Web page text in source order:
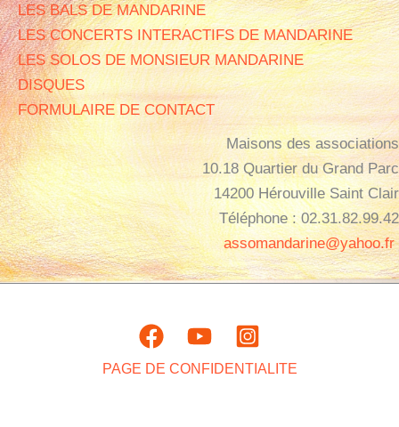
LES BALS DE MANDARINE
LES CONCERTS INTERACTIFS DE MANDARINE
LES SOLOS DE MONSIEUR MANDARINE
DISQUES
FORMULAIRE DE CONTACT
Maisons des associations
10.18 Quartier du Grand Parc
14200 Hérouville Saint Clair
Téléphone : 02.31.82.99.42
assomandarine@yahoo.fr
PAGE DE CONFIDENTIALITE